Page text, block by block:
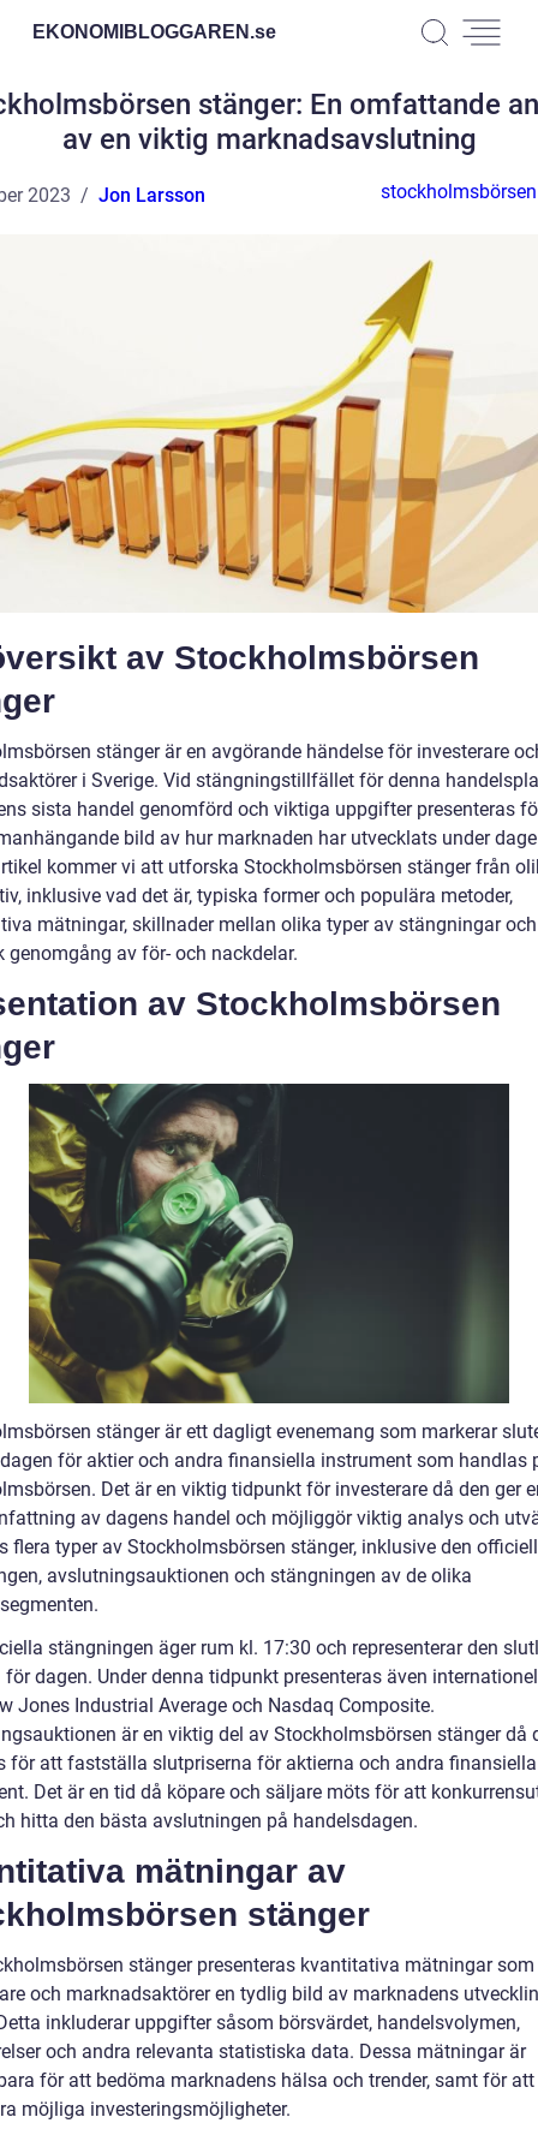
EKONOMIBLOGGAREN.se
stänger: En omfattande
av en viktig marknadsavslutning
2023 Jon Larsson
av Stockholmsbörsen
stänger är en avgörande händelse för investerare
i Sverige. Vid stängningstillfället för denna
sista handel genomförd och viktiga uppgifter presenteras
bild av hur marknaden har utvecklats under
kommer vi att utforska Stockholmsbörsen stänger från
inklusive vad det är, typiska former och populära metoder,
mätningar, skillnader mellan olika typer av stängningar
genomgång av för- och nackdelar.
av Stockholmsbörsen
stänger är ett dagligt evenemang som markerar
för aktier och andra finansiella instrument som handlas
Det är en viktig tidpunkt för investerare då den ger
av dagens handel och möjliggör viktig analys och
flera typer av Stockholmsbörsen stänger, inklusive den
avslutningsauktionen och stängningen av de olika
stängningen äger rum kl. 17:30 och representerar den
för dagen. Under denna tidpunkt presenteras även
Jones Industrial Average och Nasdaq Composite.
är en viktig del av Stockholmsbörsen stänger då
för att fastställa slutpriserna för aktierna och andra finansiella
Det är en tid då köpare och säljare möts för att
hitta den bästa avslutningen på handelsdagen.
mätningar av
stänger
stänger presenteras kvantitativa mätningar som
och marknadsaktörer en tydlig bild av marknadens
inkluderar uppgifter såsom börsvärdet, handelsvolymen,
och andra relevanta statistiska data. Dessa mätningar är
för att bedöma marknadens hälsa och trender, samt för att
möjliga investeringsmöjligheter.